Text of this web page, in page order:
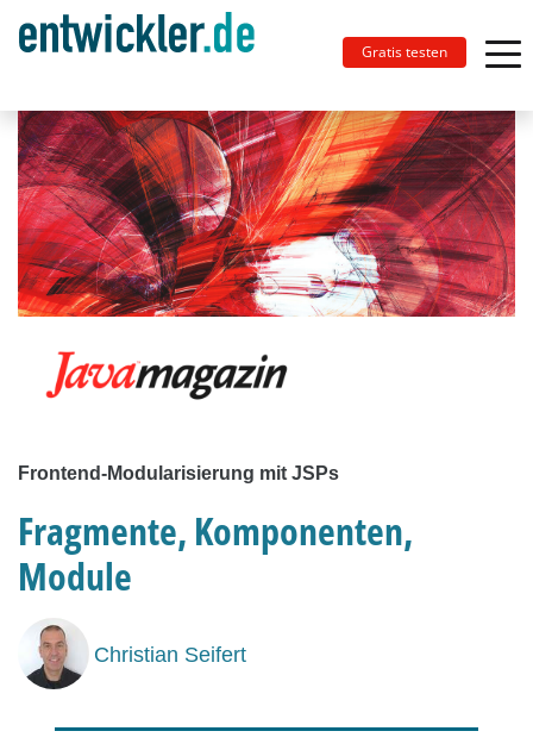
Gratis testen
Frontend-Modularisierung mit JSPs
Fragmente, Komponenten,
Module
Christian Seifert